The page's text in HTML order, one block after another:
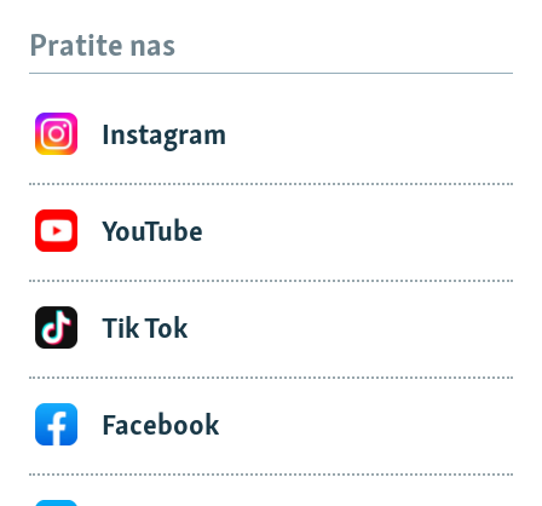
Pratite nas
Instagram
YouTube
Tik Tok
Facebook